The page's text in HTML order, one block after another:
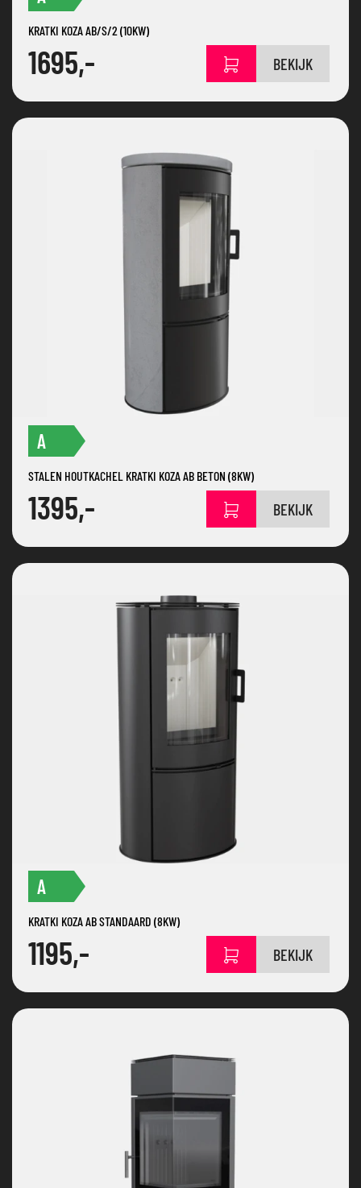
KRATKI KOZA AB/S/2 (10KW)
1695,- BEKIJK
A
STALEN HOUTKACHEL KRATKI KOZA AB BETON (8KW)
1395,- BEKIJK
A
KRATKI KOZA AB STANDAARD (8KW)
1195,- BEKIJK